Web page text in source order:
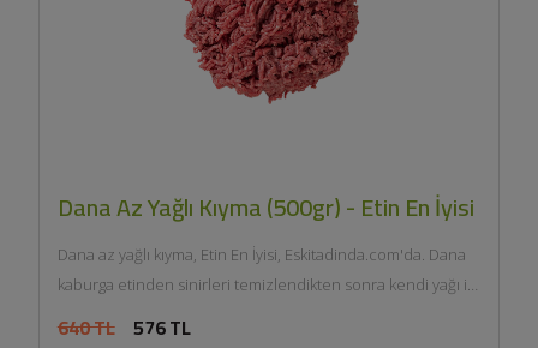
Dana Az Yağlı Kıyma (500gr) - Etin En İyisi
Dana az yağlı kıyma, Etin En İyisi, Eskitadinda.com'da. Dana
kaburga etinden sinirleri temizlendikten sonra kendi yağı ile
640 TL 576 TL